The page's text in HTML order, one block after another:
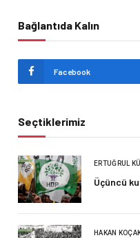
Bağlantıda Kalın
Facebook
Seçtiklerimiz
ERTUĞRUL
Üçüncü
HAKAN